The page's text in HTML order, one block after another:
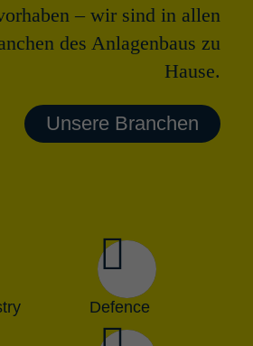
– wir sind in allen
des Anlagenbaus zu
Hause.
Unsere Branchen
Defence